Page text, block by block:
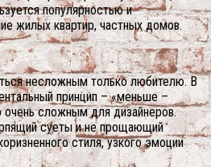
популярностью и
жилых квартир, частных домов.
несложным только любителю. В
принцип – «меньше –
очень сложным для дизайнеров.
суеты и не прощающий
стиля, узкого эмоции